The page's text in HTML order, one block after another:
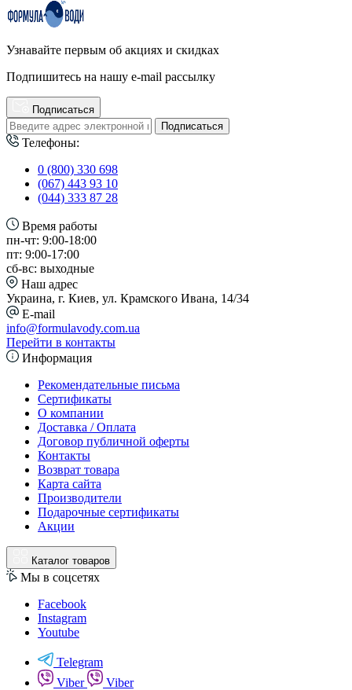
Узнавайте первым об акциях и скидках
Подпишитесь на нашу e-mail рассылку
Подписаться
Подписаться
Телефоны:
0 (800) 330 698
(067) 443 93 10
(044) 333 87 28
Время работы
пн-чт: 9:00-18:00
пт: 9:00-17:00
сб-вс: выходные
Наш адрес
Украина, г. Киев, ул. Крамского Ивана, 14/34
E-mail
info@formulavody.com.ua
Перейти в контакты
Информация
Рекомендательные письма
Сертификаты
О компании
Доставка / Оплата
Договор публичной оферты
Контакты
Возврат товара
Карта сайта
Производители
Подарочные сертификаты
Акции
Каталог товаров
Мы в соцсетях
Facebook
Instagram
Youtube
Telegram
Viber
Viber